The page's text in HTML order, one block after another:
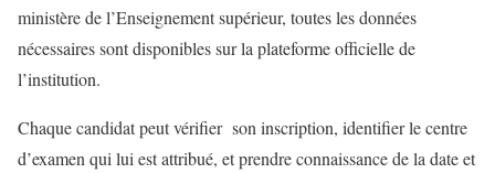
ministère de l’Enseignement supérieur, toutes les données
nécessaires sont disponibles sur la plateforme officielle de
l’institution.
Chaque candidat peut vérifier son inscription, identifier le centre
d’examen qui lui est attribué, et prendre connaissance de la date et